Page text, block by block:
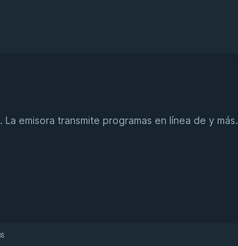
emisora transmite programas en línea de y más.